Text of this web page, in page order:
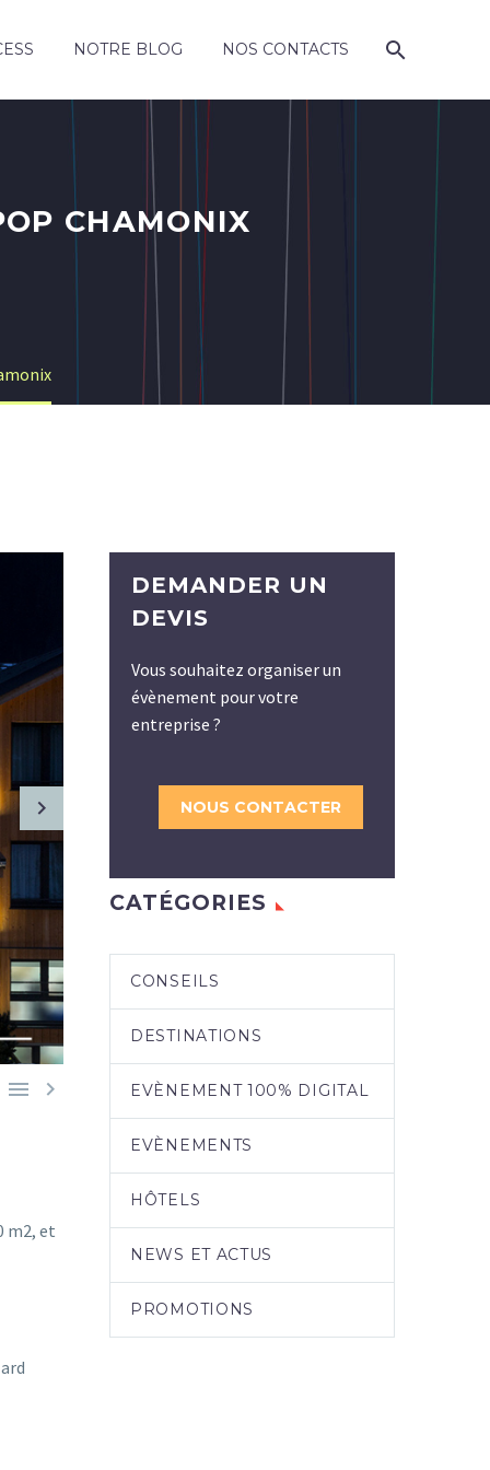
NOTRE BLOG NOS CONTACTS
CHAMONIX
 
m2, et
DEMANDER UN
DEVIS
Vous souhaitez organiser un
évènement pour votre
entreprise ?
NOUS CONTACTER
CATÉGORIES
CONSEILS
DESTINATIONS
EVÈNEMENT 100% DIGITAL
EVÈNEMENTS
HÔTELS
NEWS ET ACTUS
PROMOTIONS